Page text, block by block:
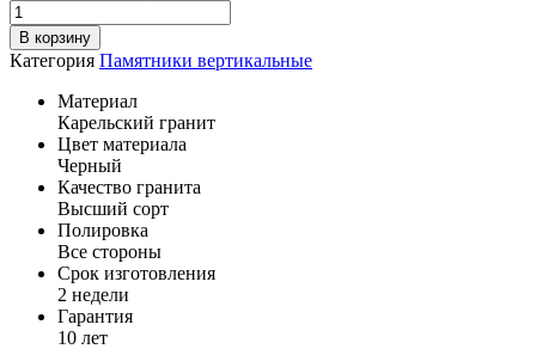
В корзину
Категория Памятники вертикальные
Материал
Карельский гранит
Цвет материала
Черный
Качество гранита
Высший сорт
Полировка
Все стороны
Срок изготовления
2 недели
Гарантия
10 лет